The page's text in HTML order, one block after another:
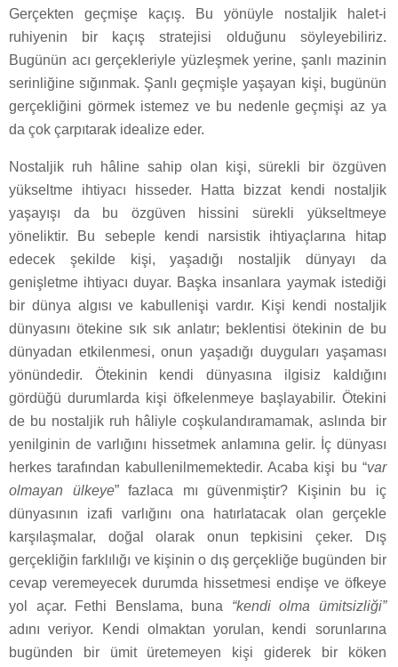
Gerçekten geçmişe kaçış. Bu yönüyle nostaljik halet-i
ruhiyenin bir kaçış stratejisi olduğunu söyleyebiliriz.
Bugünün acı gerçekleriyle yüzleşmek yerine, şanlı mazinin
serinliğine sığınmak. Şanlı geçmişle yaşayan kişi, bugünün
gerçekliğini görmek istemez ve bu nedenle geçmişi az ya
da çok çarpıtarak idealize eder.
Nostaljik ruh hâline sahip olan kişi, sürekli bir özgüven
yükseltme ihtiyacı hisseder. Hatta bizzat kendi nostaljik
yaşayışı da bu özgüven hissini sürekli yükseltmeye
yöneliktir. Bu sebeple kendi narsistik ihtiyaçlarına hitap
edecek şekilde kişi, yaşadığı nostaljik dünyayı da
genişletme ihtiyacı duyar. Başka insanlara yaymak istediği
bir dünya algısı ve kabullenişi vardır. Kişi kendi nostaljik
dünyasını ötekine sık sık anlatır; beklentisi ötekinin de bu
dünyadan etkilenmesi, onun yaşadığı duyguları yaşaması
yönündedir. Ötekinin kendi dünyasına ilgisiz kaldığını
gördüğü durumlarda kişi öfkelenmeye başlayabilir. Ötekini
de bu nostaljik ruh hâliyle coşkulandıramamak, aslında bir
yenilginin de varlığını hissetmek anlamına gelir. İç dünyası
herkes tarafından kabullenilmemektedir. Acaba kişi bu “var
olmayan ülkeye” fazlaca mı güvenmiştir? Kişinin bu iç
dünyasının izafi varlığını ona hatırlatacak olan gerçekle
karşılaşmalar, doğal olarak onun tepkisini çeker. Dış
gerçekliğin farklılığı ve kişinin o dış gerçekliğe bugünden bir
cevap veremeyecek durumda hissetmesi endişe ve öfkeye
yol açar. Fethi Benslama, buna “kendi olma ümitsizliği”
adını veriyor. Kendi olmaktan yorulan, kendi sorunlarına
bugünden bir ümit üretemeyen kişi giderek bir köken